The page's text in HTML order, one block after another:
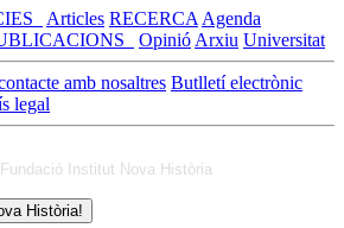
Articles RECERCA Agenda
Opinió Arxiu Universitat
amb nosaltres Butlletí electrònic
legal
Institut Nova Història
Història!